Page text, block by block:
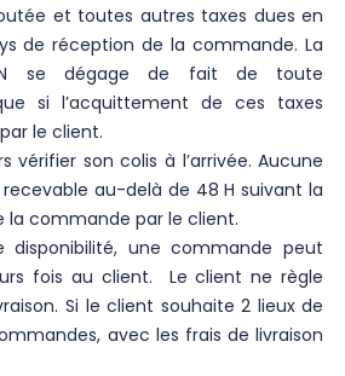
et toutes autres taxes dues en
de réception de la commande. La
se dégage de fait de toute
si l’acquittement de ces taxes
le client.
vérifier son colis à l’arrivée. Aucune
au-delà de 48 H suivant la
la commande par le client.
disponibilité, une commande peut
fois au client. Le client ne règle
Si le client souhaite 2 lieux de
avec les frais de livraison